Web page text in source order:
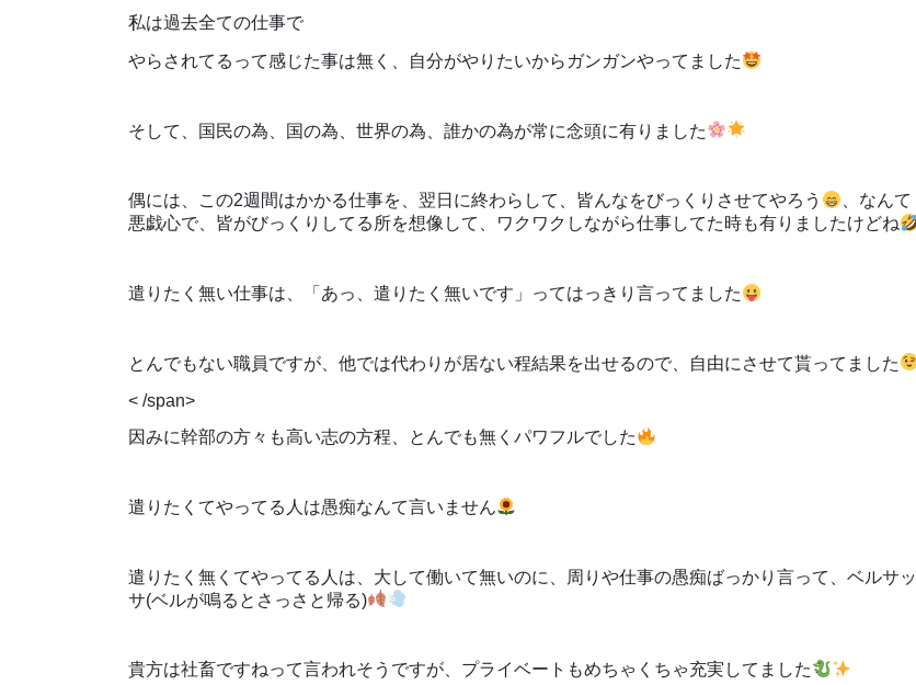
私は過去全ての仕事で
やらされてるって感じた事は無く、自分がやりたいからガンガンやってました
そして、国民の為、国の為、世界の為、誰かの為が常に念頭に有りました
偶には、この2週間はかかる仕事を、翌日に終わらして、皆んなをびっくりさせてやろう
、なんて
悪戯心で、皆がびっくりしてる所を想像して、ワクワクしながら仕事してた時も有りましたけどね
遣りたく無い仕事は、「あっ、遣りたく無いです」ってはっきり言ってました
とんでもない職員ですが、他では代わりが居ない程結果を出せるので、自由にさせて貰ってました
< /span>
因みに幹部の方々も高い志の方程、とんでも無くパワフルでした
遣りたくてやってる人は愚痴なんて言いません
遣りたく無くてやってる人は、大して働いて無いのに、周りや仕事の愚痴ばっかり言って、ベルサッ
サ(ベルが鳴るとさっさと帰る)
貴方は社畜ですねって言われそうですが、プライベートもめちゃくちゃ充実してました